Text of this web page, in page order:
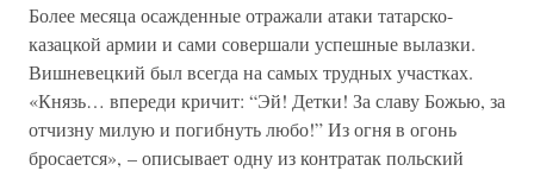
Более месяца осажденные отражали атаки татарско-
казацкой армии и сами совершали успешные вылазки.
Вишневецкий был всегда на самых трудных участках.
«Князь… впереди кричит: “Эй! Детки! За славу Божью, за
отчизну милую и погибнуть любо!” Из огня в огонь
бросается», – описывает одну из контратак польский